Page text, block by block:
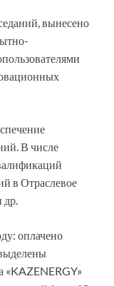
вынесено
В числе
в Отраслевое
др.
оплачено
«KAZENERGY»